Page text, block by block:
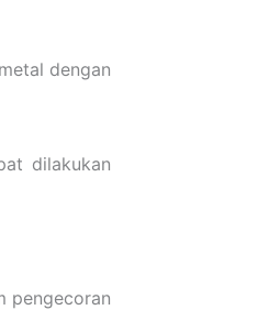
dengan
dilakukan
pengecoran